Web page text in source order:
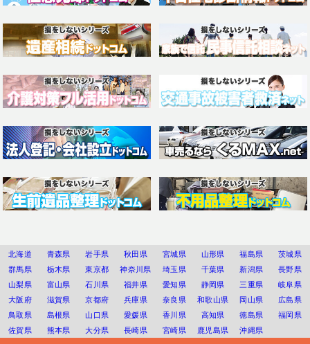
北海道 青森県 岩手県 秋田県 宮城県 山形県 福島県
茨城県
群馬県
栃木県 東京都 神奈川県 埼玉県 千葉県 新潟県
長野県
山梨県
富山県 石川県 福井県 愛知県 静岡県 三重県
岐阜県
大阪府
滋賀県 京都府 兵庫県 奈良県 和歌山県 岡山県
広島県
鳥取県
島根県 山口県 愛媛県 香川県 高知県 徳島県
福岡県
佐賀県
熊本県 大分県 長崎県 宮崎県 鹿児島県 沖縄県